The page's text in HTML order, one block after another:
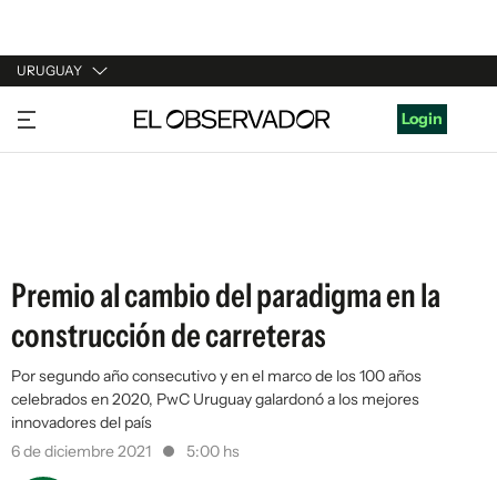
URUGUAY
URUGUAY
ARGENTINA
Login
Premio al cambio del paradigma en la
construcción de carreteras
Por segundo año consecutivo y en el marco de los 100 años
celebrados en 2020, PwC Uruguay galardonó a los mejores
innovadores del país
6 de diciembre 2021
5:00 hs